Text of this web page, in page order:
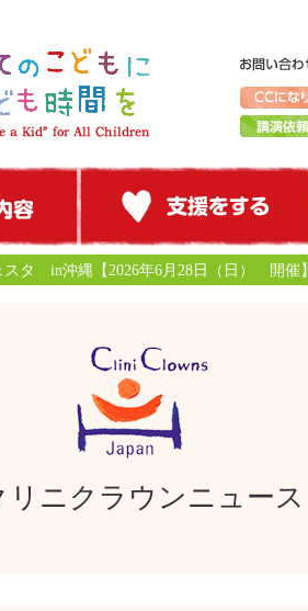
スタ in沖縄【2026年6月28日（日） 開催】
リニクラウンニュース